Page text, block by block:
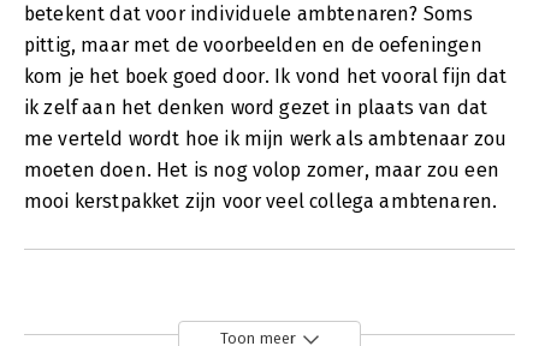
betekent dat voor individuele ambtenaren? Soms
pittig, maar met de voorbeelden en de oefeningen
kom je het boek goed door. Ik vond het vooral fijn dat
ik zelf aan het denken word gezet in plaats van dat
me verteld wordt hoe ik mijn werk als ambtenaar zou
moeten doen. Het is nog volop zomer, maar zou een
mooi kerstpakket zijn voor veel collega ambtenaren.
Toon meer